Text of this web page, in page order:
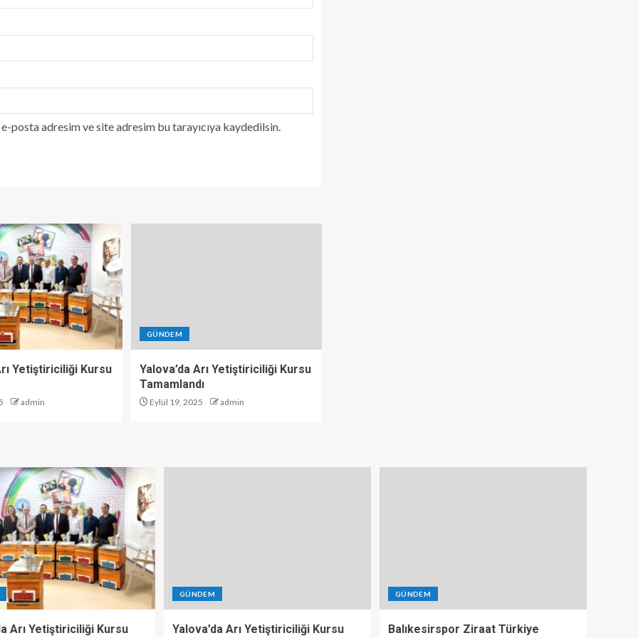
posta adresim ve site adresim bu tarayıcıya kaydedilsin.
Yetiştiriciliği Kursu
admin
GÜNDEM
Yalova’da Arı Yetiştiriciliği Kursu
Tamamlandı
Eylül 19, 2025 admin
Arı Yetiştiriciliği Kursu
GÜNDEM
Yalova’da Arı Yetiştiriciliği Kursu
GÜNDEM
Balıkesirspor Ziraat Türkiye